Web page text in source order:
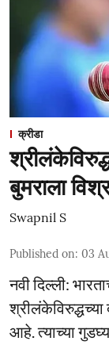
क्रीडा
बुमराला
Swapnil S
Published on: 03
नवी दिल्ली:
श्रीलंकेविरुद्धच्या
आहे. त्याच्या